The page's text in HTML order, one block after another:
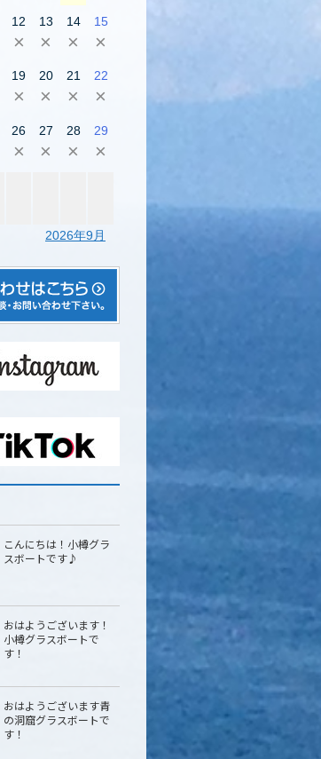
12
×
13
×
14
×
15
×
19
×
20
×
21
×
22
×
26
×
27
×
28
×
29
×
2026年9月
こんにちは！小樽グラ
スボートです♪
おはようございます！
小樽グラスボートで
す！
おはようございます青
の洞窟グラスボートで
す！